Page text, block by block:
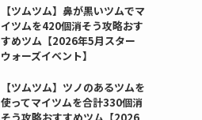
【ツムツム】鼻が黒いツムでマ
イツムを420個消そう攻略おす
すめツム【2026年5月スター
ウォーズイベント】
【ツムツム】ツノのあるツムを
使ってマイツムを合計330個消